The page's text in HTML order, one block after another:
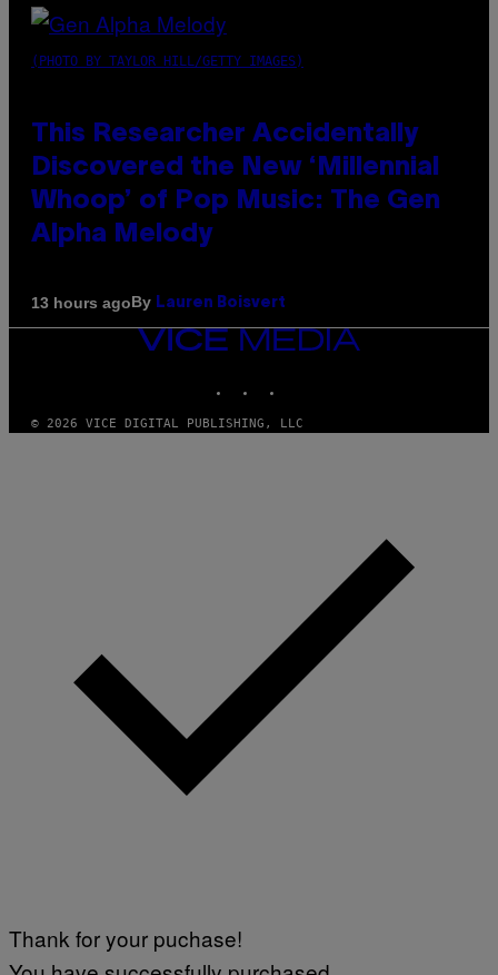
(PHOTO BY TAYLOR HILL/GETTY IMAGES)
This Researcher Accidentally
Discovered the New ‘Millennial
Whoop’ of Pop Music: The Gen
Alpha Melody
13 hours agoBy Lauren Boisvert
VICE
© 2026 VICE DIGITAL PUBLISHING, LLC
Thank for your puchase!